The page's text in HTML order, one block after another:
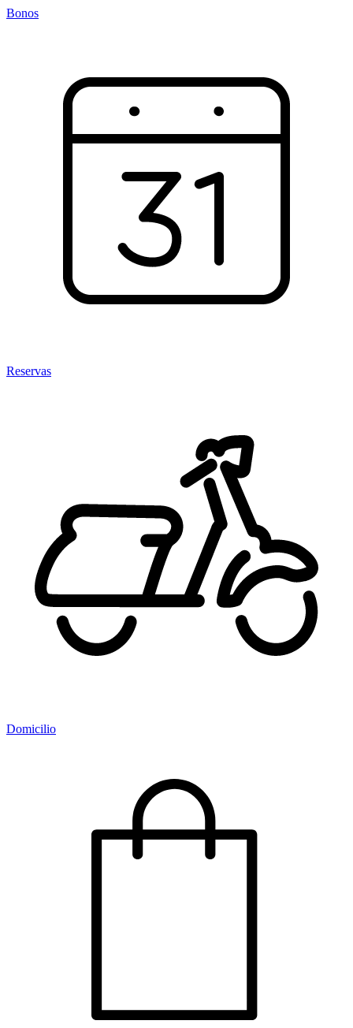
Bonos
Reservas
Domicilio